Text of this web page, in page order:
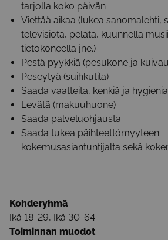
tarjolla koko päivän
Viettää aikaa (lukea sanomalehti,
televisiota, pelata, kuunnella
tietokoneella jne.)
Pestä pyykkiä (pesukone ja
Peseytyä (suihkutila)
Saada vaatteita, kenkiä ja
Levätä (makuuhuone)
Saada palveluohjausta
Saada tukea päihteettömyyteen
kokemusasiantuntijalta sekä
Kohderyhmä
Ikä 18-29, Ikä 30-64
Toiminnan muodot